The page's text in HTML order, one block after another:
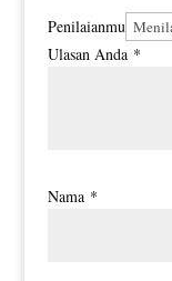
Penilaianmu
Ulasan Anda *
Nama *